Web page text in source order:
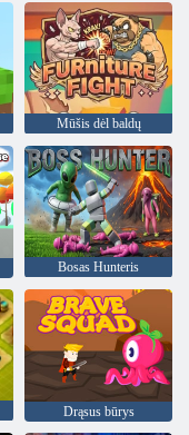
Mūšis dėl baldų
Bosas Hunteris
Drąsus būrys